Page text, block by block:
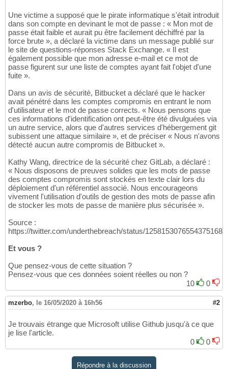
Une victime a supposé que le pirate informatique s'était introduit
dans son compte en devinant le mot de passe : « Mon mot de
passe était faible et aurait pu être facilement déchiffré par la
force brute », a déclaré la victime dans un message publié sur
le site de questions-réponses Stack Exchange. « Il est
également possible que mon adresse e-mail et ce mot de
passe figurent sur une liste de comptes ayant fait l'objet d'une
fuite ».
Dans un avis de sécurité, Bitbucket a déclaré que le hacker
avait pénétré dans les comptes compromis en entrant le nom
d'utilisateur et le mot de passe corrects. « Nous pensons que
ces informations d'identification ont peut-être été divulguées via
un autre service, alors que d'autres services d'hébergement git
subissent une attaque similaire », et de préciser « Nous n'avons
détecté aucun autre compromis de Bitbucket ».
Kathy Wang, directrice de la sécurité chez GitLab, a déclaré :
« Nous disposons de preuves solides que les mots de passe
des comptes compromis sont stockés en texte clair lors du
déploiement d'un référentiel associé. Nous encourageons
vivement l'utilisation d'outils de gestion des mots de passe afin
de stocker les mots de passe de manière plus sécurisée ».
Source :
https://twitter.com/underthebreach/status/1258153076554375168
Et vous ?
Que pensez-vous de cette situation ?
Pensez-vous que ces données soient réelles ou non ?
10
0
mzerbo, le 16/05/2020 à 16h56 #2
Je trouvais étrange que Microsoft utilise Github jusqu'à ce que
je lise l'article.
0
0
Répondre à la discussion